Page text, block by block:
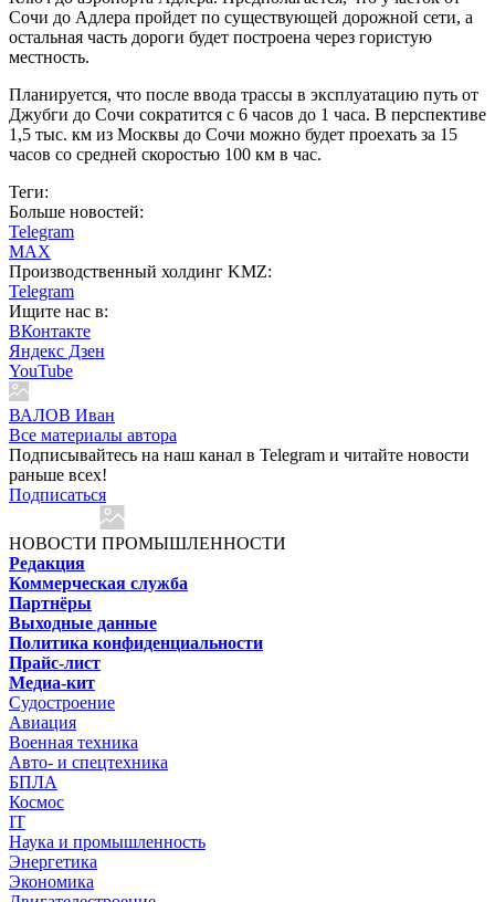
Сочи до Адлера пройдет по существующей дорожной сети, а
остальная часть дороги будет построена через гористую
местность.
Планируется, что после ввода трассы в эксплуатацию путь от
Джубги до Сочи сократится с 6 часов до 1 часа. В перспективе
1,5 тыс. км из Москвы до Сочи можно будет проехать за 15
часов со средней скоростью 100 км в час.
Теги:
Больше новостей:
Telegram
MAX
Производственный холдинг KMZ:
Telegram
Ищите нас в:
ВКонтакте
Яндекс Дзен
YouTube
ВАЛОВ Иван
Все материалы автора
Подписывайтесь на наш канал в Telegram и читайте новости
раньше всех!
Подписаться
НОВОСТИ ПРОМЫШЛЕННОСТИ
Редакция
Коммерческая служба
Партнёры
Выходные данные
Политика конфиденциальности
Прайс-лист
Медиа-кит
Судостроение
Авиация
Военная техника
Авто- и спецтехника
БПЛА
Космос
IT
Наука и промышленность
Энергетика
Экономика